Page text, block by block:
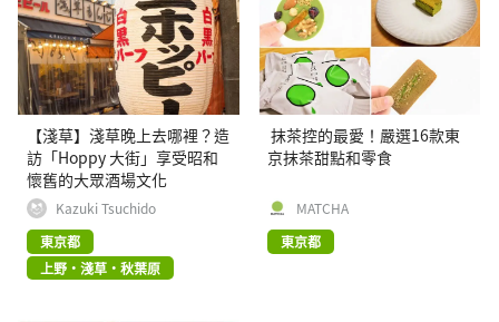
【淺草】淺草晚上去哪裡？造
訪「Hoppy 大街」享受昭和
懷舊的大眾酒場文化
Kazuki Tsuchido
東京都
上野・淺草・秋葉原
抹茶控的最愛！嚴選16款東
京抹茶甜點和零食
MATCHA
東京都